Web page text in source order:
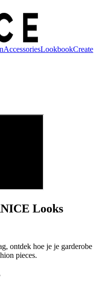
AccessoriesLookbookCreate
Looks
ontdek hoe je je garderobe
pieces.